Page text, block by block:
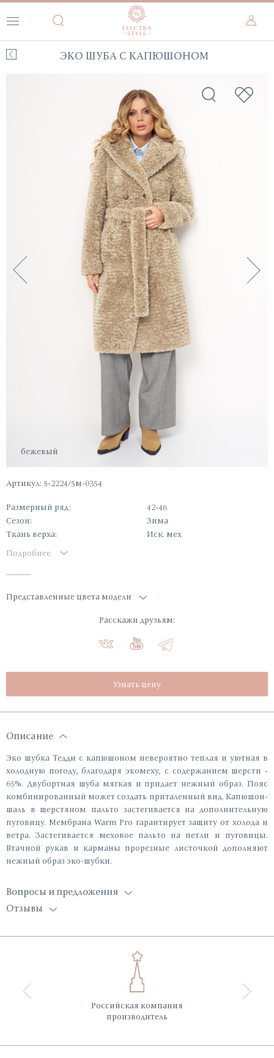
ЭКО ШУБА С КАПЮШОНОМ
бежевый
Артикул: 5-2224/5м-0354
Размерный ряд:
42-48
Сезон:
Зима
Ткань верха:
Иск. мех
Подробнее
Представленные цвета модели
Расскажи друзьям:
Узнать цену
Описание
Эко шубка Тедди с капюшоном невероятно теплая и уютная в
холодную погоду, благодаря экомеху, с содержанием шерсти -
65%. Двубортная шуба мягкая и придает нежный образ. Пояс
комбинированный может создать приталенный вид. Капюшон-
шаль в шерстяном пальто застегивается на дополнительную
пуговицу. Мембрана Warm Pro гарантирует защиту от холода и
ветра. Застегивается меховое пальто на петли и пуговицы.
Втачной рукав и карманы прорезные листочкой дополняют
нежный образ эко-шубки.
Вопросы и предложения
Отзывы
Российская компания
производитель